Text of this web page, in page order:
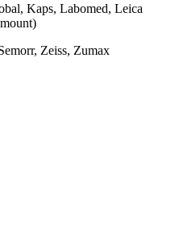
Kaps, Labomed, Leica
Zeiss, Zumax